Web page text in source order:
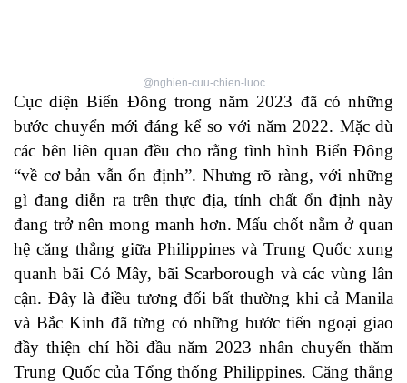
@nghien-cuu-chien-luoc
Cục diện Biển Đông trong năm 2023 đã có những
bước chuyển mới đáng kể so với năm 2022. Mặc dù
các bên liên quan đều cho rằng tình hình Biển Đông
“về cơ bản vẫn ổn định”. Nhưng rõ ràng, với những
gì đang diễn ra trên thực địa, tính chất ổn định này
đang trở nên mong manh hơn. Mấu chốt nằm ở quan
hệ căng thẳng giữa Philippines và Trung Quốc xung
quanh bãi Cỏ Mây, bãi Scarborough và các vùng lân
cận. Đây là điều tương đối bất thường khi cả Manila
và Bắc Kinh đã từng có những bước tiến ngoại giao
đầy thiện chí hồi đầu năm 2023 nhân chuyến thăm
Trung Quốc của Tổng thống Philippines. Căng thẳng